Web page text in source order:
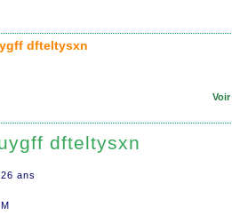
dfteltysxn
dfteltysxn
ans
M